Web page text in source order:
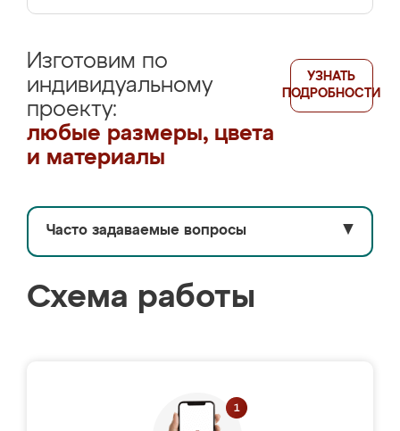
Изготовим по
индивидуальному
проекту:
любые размеры, цвета
и материалы
УЗНАТЬ
ПОДРОБНОСТИ
Часто задаваемые вопросы ▼
Схема работы